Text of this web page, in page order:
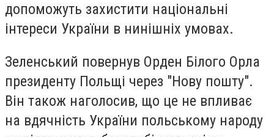
допоможуть захистити національні
інтереси України в нинішніх умовах.
Зеленський повернув Орден Білого Орла
президенту Польщі через "Нову пошту".
Він також наголосив, що це не впливає
на вдячність України польському народу